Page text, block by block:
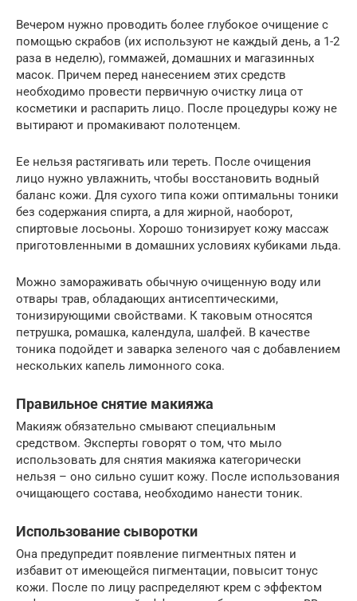
Вечером нужно проводить более глубокое очищение с
помощью скрабов (их используют не каждый день, а 1-2
раза в неделю), гоммажей, домашних и магазинных
масок. Причем перед нанесением этих средств
необходимо провести первичную очистку лица от
косметики и распарить лицо. После процедуры кожу не
вытирают и промакивают полотенцем.
Ее нельзя растягивать или тереть. После очищения
лицо нужно увлажнить, чтобы восстановить водный
баланс кожи. Для сухого типа кожи оптимальны тоники
без содержания спирта, а для жирной, наоборот,
спиртовые лосьоны. Хорошо тонизирует кожу массаж
приготовленными в домашних условиях кубиками льда.
Можно замораживать обычную очищенную воду или
отвары трав, обладающих антисептическими,
тонизирующими свойствами. К таковым относятся
петрушка, ромашка, календула, шалфей. В качестве
тоника подойдет и заварка зеленого чая с добавлением
нескольких капель лимонного сока.
Правильное снятие макияжа
Макияж обязательно смывают специальным
средством. Эксперты говорят о том, что мыло
использовать для снятия макияжа категорически
нельзя – оно сильно сушит кожу. После использования
очищающего состава, необходимо нанести тоник.
Использование сыворотки
Она предупредит появление пигментных пятен и
избавит от имеющейся пигментации, повысит тонус
кожи. После по лицу распределяют крем с эффектом